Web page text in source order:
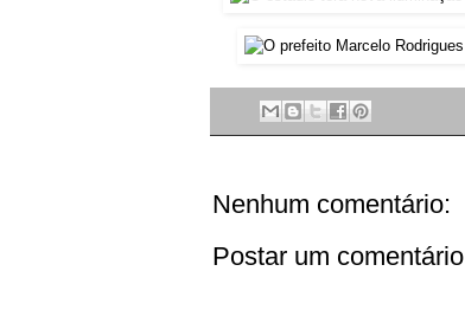
Nenhum comentário:
Postar um comentário